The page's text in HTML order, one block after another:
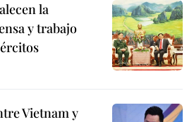
la
y trabajo
Vietnam y